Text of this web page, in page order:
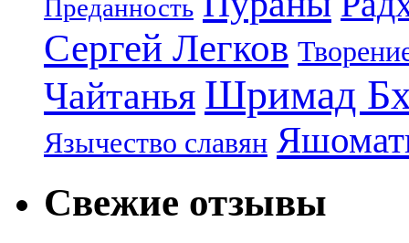
Преданность
Сергей Легков
Чайтанья Шримад
Язычество славян
Свежие отзывы